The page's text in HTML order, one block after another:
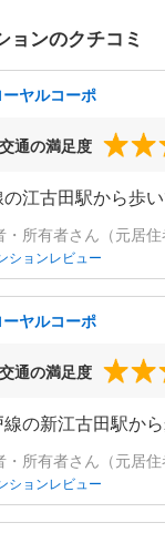
ョンのクチコミ
ヤルコーポ
通の満足度
江古田駅から歩
所有者さん（元居
ションレビュー
ヤルコーポ
通の満足度
の新江古田駅か
所有者さん（元居
ションレビュー